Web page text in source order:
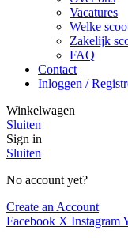
Vacatures
Welke
Zakelijk
FAQ
Contact
Inloggen /
Winkelwagen
Sluiten
Sign in
Sluiten
No account yet?
Create an Account
Facebook X Instagram